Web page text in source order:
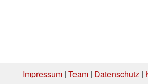
Impressum| Team| Datenschutz|